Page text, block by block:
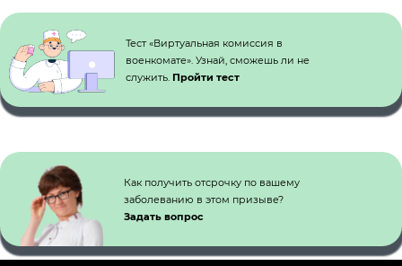
Тест «Виртуальная комиссия в
военкомате». Узнай, сможешь ли не
служить. Пройти тест
Как получить отсрочку по вашему
заболеванию в этом призыве?
Задать вопрос